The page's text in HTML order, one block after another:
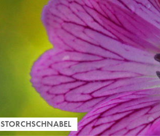
STORCHSCHNABEL